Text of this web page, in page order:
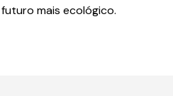
mais ecológico.